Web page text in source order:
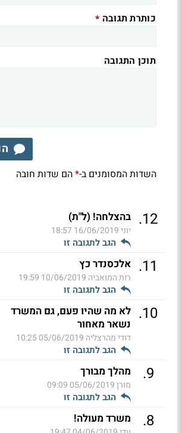
כותרת תגובה *
תוכן התגובה
השדות המסומנים ב-*הם שדות חובה
12
. בהצלחה! (ל"ת)
יוני16/06/2019 18:57
הגב לתגובה זו
11
. אלכסנדר כץ
רות המואביה 10/06/2019 19:59
הגב לתגובה זו
10
. לא מה שהיו פעם, גם המשרד
נשאר מאחור
דודי מהרצליה 05/06/2019 10:25
הגב לתגובה זו
9
. מהלך מבורך
מורן05/06/2019 09:09
הגב לתגובה זו
8
. משרד מעולה!